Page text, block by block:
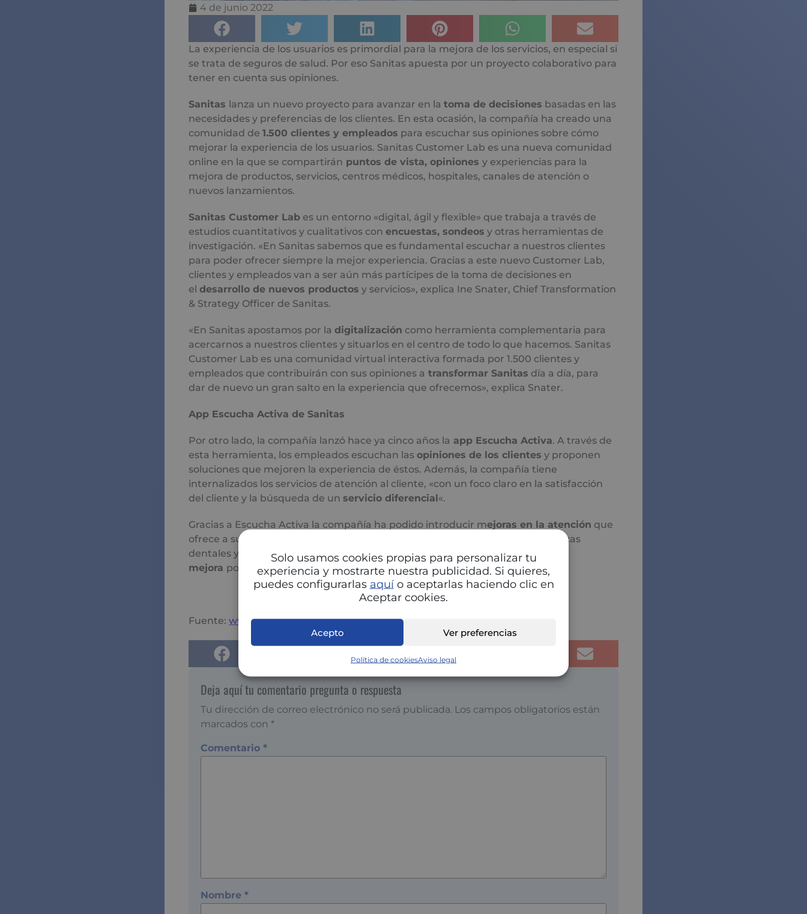
Solo usamos cookies propias para personalizar tu
experiencia y mostrarte nuestra publicidad. Si quieres,
puedes configurarlas aquío aceptarlas haciendo clic en
Aceptar cookies.
Acepto Ver preferencias
Política de cookiesAviso legal
4 de junio 2022
La experiencia de los usuarios es primordial para la mejora de los servicios, en especial si
se trata de seguros de salud. Por eso Sanitas apuesta por un proyecto colaborativo para
tener en cuenta sus opiniones.
Sanitas lanza un nuevo proyecto para avanzar en la toma de decisiones basadas en las
necesidades y preferencias de los clientes. En esta ocasión, la compañía ha creado una
comunidad de 1.500 clientes y empleados para escuchar sus opiniones sobre cómo
mejorar la experiencia de los usuarios. Sanitas Customer Lab es una nueva comunidad
online en la que se compartirán puntos de vista, opiniones y experiencias para la
mejora de productos, servicios, centros médicos, hospitales, canales de atención o
nuevos lanzamientos.
Sanitas Customer Lab es un entorno «digital, ágil y flexible» que trabaja a través de
estudios cuantitativos y cualitativos con encuestas, sondeos y otras herramientas de
investigación. «En Sanitas sabemos que es fundamental escuchar a nuestros clientes
para poder ofrecer siempre la mejor experiencia. Gracias a este nuevo Customer Lab,
clientes y empleados van a ser aún más partícipes de la toma de decisiones en
el desarrollo de nuevos productos y servicios», explica Ine Snater, Chief Transformation
& Strategy Officer de Sanitas.
«En Sanitas apostamos por la digitalización como herramienta complementaria para
acercarnos a nuestros clientes y situarlos en el centro de todo lo que hacemos. Sanitas
Customer Lab es una comunidad virtual interactiva formada por 1.500 clientes y
empleados que contribuirán con sus opiniones a transformar Sanitas día a día, para
dar de nuevo un gran salto en la experiencia que ofrecemos», explica Snater.
App Escucha Activa de Sanitas
Por otro lado, la compañía lanzó hace ya cinco años la app Escucha Activa. A través de
esta herramienta, los empleados escuchan las opiniones de los clientes y proponen
soluciones que mejoren la experiencia de éstos. Además, la compañía tiene
internalizados los servicios de atención al cliente, «con un foco claro en la satisfacción
del cliente y la búsqueda de un servicio diferencial «.
Gracias a Escucha Activa la compañía ha podido introducir mejoras en la atención que
ofrece a sus clientes en todas sus áreas de negocio: seguros, residencias, clínicas
dentales y hospitales. Solo en 2021 se recibieron más de16.000 propuestas de
mejora por parte de los empleados de Sanitas.
Fuente: www.redaccionmedica.com
Deja aquí tu comentario pregunta o respuesta
Tu dirección de correo electrónico no será publicada. Los campos obligatorios están
marcados con *
Comentario *
Nombre *